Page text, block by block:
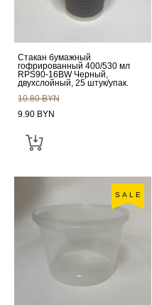
Стакан бумажный
гофрированный 400/530 мл
RPS90-16BW Черный,
двухслойный, 25 штук/упак.
10.80 BYN
9.90 BYN
SALE